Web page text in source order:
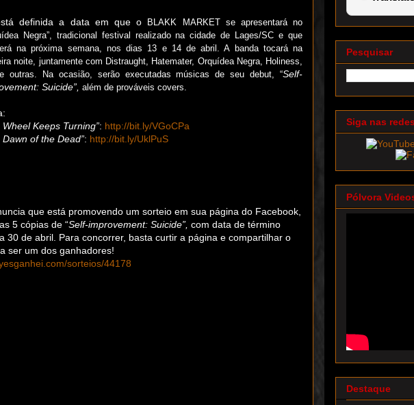
definida a data em que o BLAKK MARKET se apresentará no
Negra”, tradicional festival realizado na cidade de Lages/SC e que
na próxima semana, nos dias 13 e 14 de abril. A banda tocará na
noite, juntamente com Distraught, Hatemater, Orquídea Negra, Holiness,
outras. Na ocasião, serão executadas músicas de seu debut, “Self-
Suicide”, além de prováveis covers.
Wheel Keeps Turning”: http://bit.ly/VGoCPa
Dawn of the Dead”: http://bit.ly/UklPuS
que está promovendo um sorteio em sua página do Facebook,
5 cópias de “Self-improvement: Suicide”, com data de término
30 de abril. Para concorrer, basta curtir a página e compartilhar o
ser um dos ganhadores!
sorteios/44178
Pesquisar
Siga nas
Pólvora
Destaque